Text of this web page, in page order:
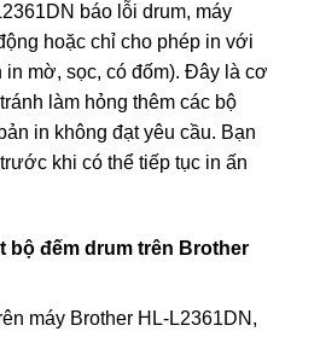
báo lỗi drum, máy
hoặc chỉ cho phép in với
mờ, sọc, có đốm). Đây là cơ
làm hỏng thêm các bộ
in không đạt yêu cầu. Bạn
khi có thể tiếp tục in ấn
bộ đếm drum trên Brother
máy Brother HL-L2361DN,